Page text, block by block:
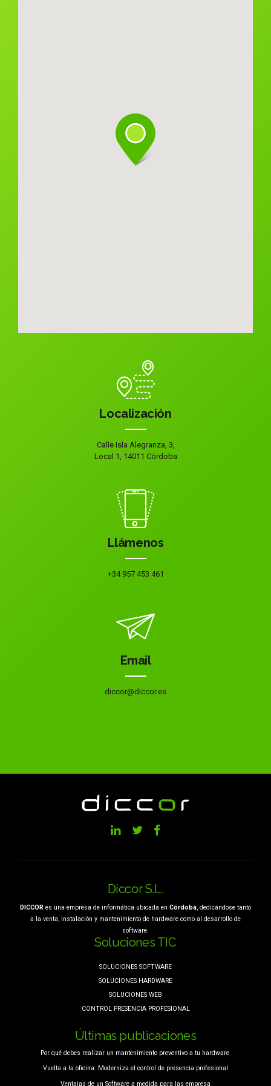
Localización
Calle Isla Alegranza, 3,
Local 1, 14011 Córdoba
Llámenos
+34 957 453 461
Email
diccor@diccor.es
Diccor S.L.
DICCOR es una empresa de informática ubicada en Córdoba, dedicándose tanto
a la venta, instalación y mantenimiento de hardware como al desarrollo de
software.
Soluciones TIC
SOLUCIONES SOFTWARE
SOLUCIONES HARDWARE
SOLUCIONES WEB
CONTROL PRESENCIA PROFESIONAL
Últimas publicaciones
Por qué debes realizar un mantenimiento preventivo a tu hardware
Vuelta a la oficina: Moderniza el control de presencia profesional
Ventajas de un Software a medida para las empresa